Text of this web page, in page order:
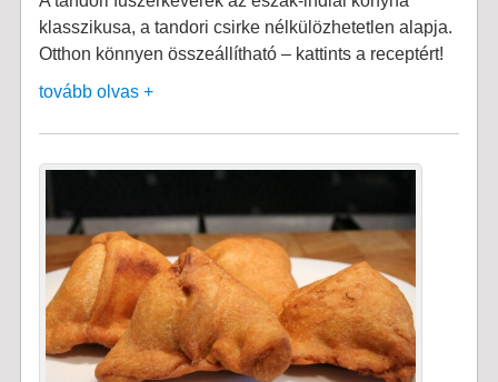
klasszikusa, a tandori csirke nélkülözhetetlen alapja.
Otthon könnyen összeállítható – kattints a receptért!
tovább olvas +